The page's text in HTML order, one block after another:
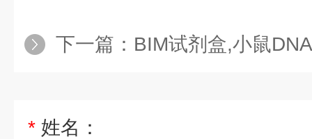
下一篇： BIM试剂盒,小鼠DNA甲基转移
* 姓名：